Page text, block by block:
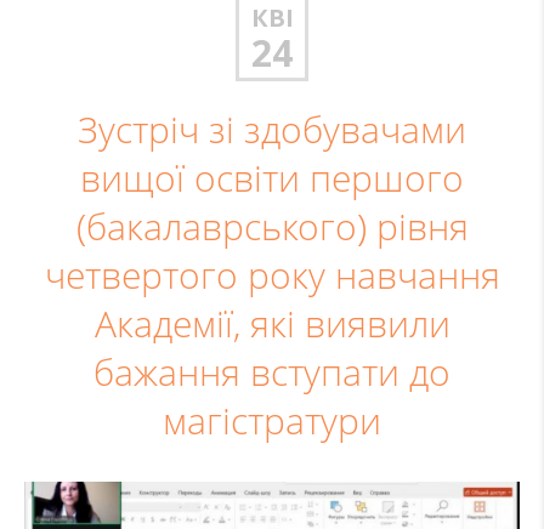
КВІ
24
Зустріч зі здобувачами
вищої освіти першого
(бакалаврського) рівня
четвертого року навчання
Академії, які виявили
бажання вступати до
магістратури